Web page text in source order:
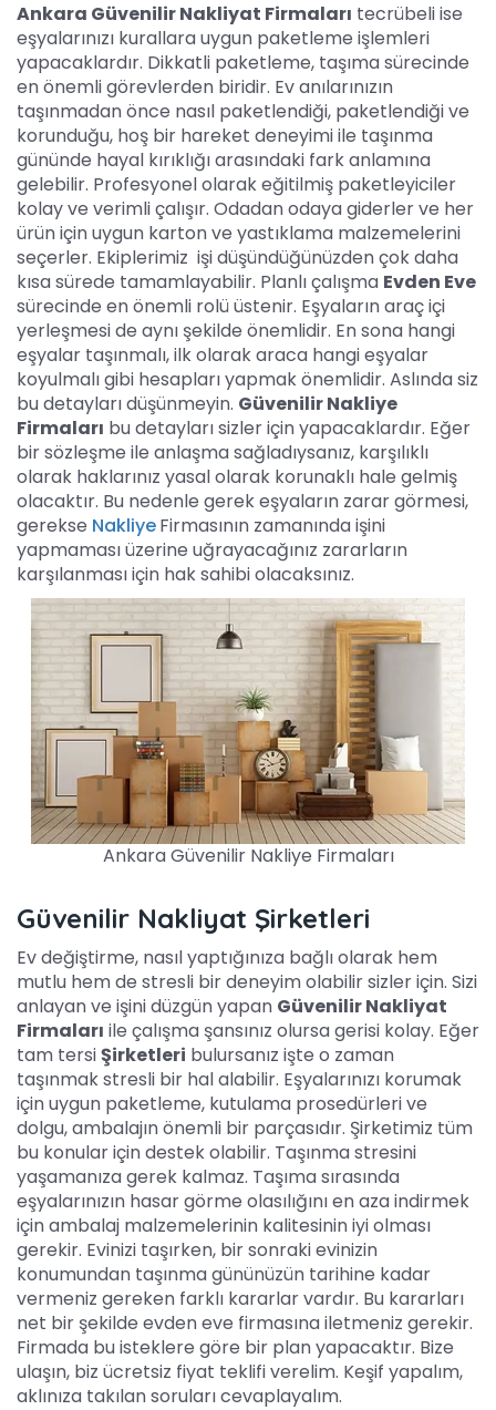
Ankara Güvenilir Nakliyat Firmaları tecrübeli ise
eşyalarınızı kurallara uygun paketleme işlemleri
yapacaklardır. Dikkatli paketleme, taşıma sürecinde
en önemli görevlerden biridir. Ev anılarınızın
taşınmadan önce nasıl paketlendiği, paketlendiği ve
korunduğu, hoş bir hareket deneyimi ile taşınma
gününde hayal kırıklığı arasındaki fark anlamına
gelebilir. Profesyonel olarak eğitilmiş paketleyiciler
kolay ve verimli çalışır. Odadan odaya giderler ve her
ürün için uygun karton ve yastıklama malzemelerini
seçerler. Ekiplerimiz işi düşündüğünüzden çok daha
kısa sürede tamamlayabilir. Planlı çalışma Evden Eve
sürecinde en önemli rolü üstenir. Eşyaların araç içi
yerleşmesi de aynı şekilde önemlidir. En sona hangi
eşyalar taşınmalı, ilk olarak araca hangi eşyalar
koyulmalı gibi hesapları yapmak önemlidir. Aslında siz
bu detayları düşünmeyin. Güvenilir Nakliye
Firmaları bu detayları sizler için yapacaklardır. Eğer
bir sözleşme ile anlaşma sağladıysanız, karşılıklı
olarak haklarınız yasal olarak korunaklı hale gelmiş
olacaktır. Bu nedenle gerek eşyaların zarar görmesi,
gerekse NakliyeFirmasının zamanında işini
yapmaması üzerine uğrayacağınız zararların
karşılanması için hak sahibi olacaksınız.
Ankara Güvenilir Nakliye Firmaları
Güvenilir Nakliyat Şirketleri
Ev değiştirme, nasıl yaptığınıza bağlı olarak hem
mutlu hem de stresli bir deneyim olabilir sizler için. Sizi
anlayan ve işini düzgün yapan Güvenilir Nakliyat
Firmaları ile çalışma şansınız olursa gerisi kolay. Eğer
tam tersiŞirketleri bulursanız işte o zaman
taşınmak stresli bir hal alabilir. Eşyalarınızı korumak
için uygun paketleme, kutulama prosedürleri ve
dolgu, ambalajın önemli bir parçasıdır. Şirketimiz tüm
bu konular için destek olabilir. Taşınma stresini
yaşamanıza gerek kalmaz. Taşıma sırasında
eşyalarınızın hasar görme olasılığını en aza indirmek
için ambalaj malzemelerinin kalitesinin iyi olması
gerekir. Evinizi taşırken, bir sonraki evinizin
konumundan taşınma gününüzün tarihine kadar
vermeniz gereken farklı kararlar vardır. Bu kararları
net bir şekilde evden eve firmasına iletmeniz gerekir.
Firmada bu isteklere göre bir plan yapacaktır. Bize
ulaşın, biz ücretsiz fiyat teklifi verelim. Keşif yapalım,
aklınıza takılan soruları cevaplayalım.